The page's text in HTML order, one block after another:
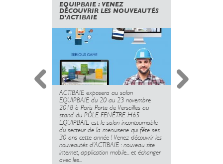
EQUIPBAIE : VENEZ
DÉCOUVRIR LES NOUVEAUTÉS
D'ACTIBAIE
ACTIBAIE exposera au salon
EQUIPBAIE du 20 au 23 novembre
2018 à Paris Porte de Versailles au
stand du PÔLE FENÊTRE H65
EQUIPBAIE est le salon incontournable
du secteur de la menuiserie qui fête ses
30 ans cette année ! Venez découvrir les
nouveautés d’ACTIBAIE : nouveau site
internet, application mobile... et échanger
avec les...